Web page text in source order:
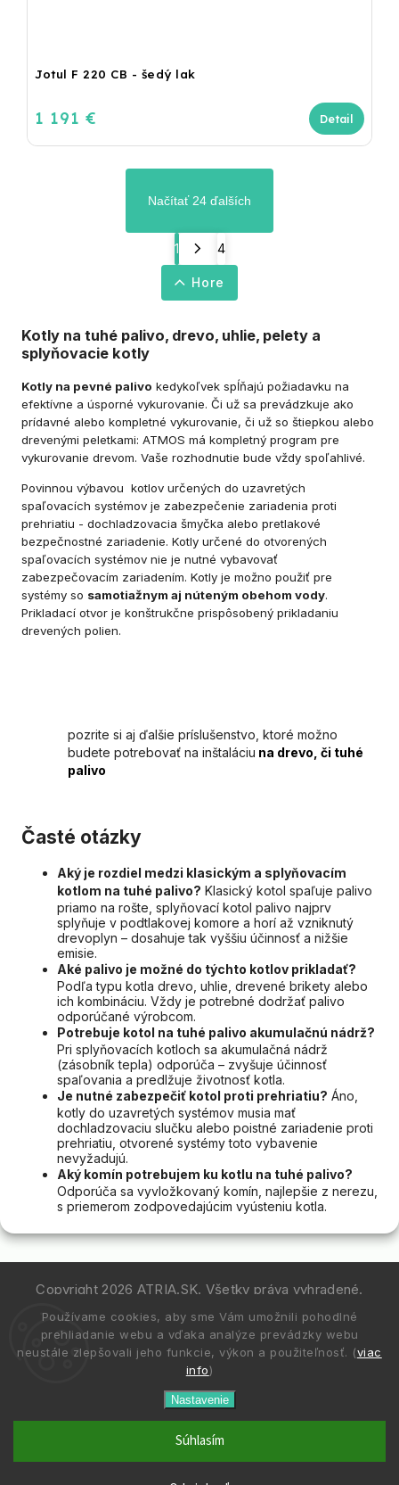
Používame cookies, aby sme Vám umožnili pohodlné
prehliadanie webu a vďaka analýze prevádzky webu
neustále zlepšovali jeho funkcie, výkon a použiteľnosť. (viac
info)
Nastavenie
Súhlasím
Jotul F 220 CB - šedý lak
1 191 € Detail
Načítať 24 ďalších
1 4
Hore
Kotly na tuhé palivo, drevo, uhlie, pelety a
splyňovacie kotly
Kotly na pevné palivo kedykoľvek spĺňajú požiadavku na
efektívne a úsporné vykurovanie. Či už sa prevádzkuje ako
prídavné alebo kompletné vykurovanie, či už so štiepkou alebo
drevenými peletkami: ATMOS má kompletný program pre
vykurovanie drevom. Vaše rozhodnutie bude vždy spoľahlivé.
Povinnou výbavou kotlov určených do uzavretých
spaľovacích systémov je zabezpečenie zariadenia proti
prehriatiu - dochladzovacia šmyčka alebo pretlakové
bezpečnostné zariadenie. Kotly určené do otvorených
spaľovacích systémov nie je nutné vybavovať
zabezpečovacím zariadením. Kotly je možno použiť pre
systémy so samotiažnym aj núteným obehom vody.
Prikladací otvor je konštrukčne prispôsobený prikladaniu
drevených polien.
pozrite si aj ďalšie príslušenstvo, ktoré možno
budete potrebovať na inštaláciu na drevo, či tuhé
palivo
Časté otázky
Aký je rozdiel medzi klasickým a splyňovacím
kotlom na tuhé palivo? Klasický kotol spaľuje palivo
priamo na rošte, splyňovací kotol palivo najprv
splyňuje v podtlakovej komore a horí až vzniknutý
drevoplyn – dosahuje tak vyššiu účinnosť a nižšie
emisie.
Aké palivo je možné do týchto kotlov prikladať?
Podľa typu kotla drevo, uhlie, drevené brikety alebo
ich kombináciu. Vždy je potrebné dodržať palivo
odporúčané výrobcom.
Potrebuje kotol na tuhé palivo akumulačnú nádrž?
Pri splyňovacích kotloch sa akumulačná nádrž
(zásobník tepla) odporúča – zvyšuje účinnosť
spaľovania a predlžuje životnosť kotla.
Je nutné zabezpečiť kotol proti prehriatiu? Áno,
kotly do uzavretých systémov musia mať
dochladzovaciu slučku alebo poistné zariadenie proti
prehriatiu, otvorené systémy toto vybavenie
nevyžadujú.
Aký komín potrebujem ku kotlu na tuhé palivo?
Odporúča sa vyvložkovaný komín, najlepšie z nerezu,
s priemerom zodpovedajúcim vyústeniu kotla.
Copyright 2026 ATRIA.SK. Všetky práva vyhradené.
Vytvořil Shoptet| DesignShoptak.cz.